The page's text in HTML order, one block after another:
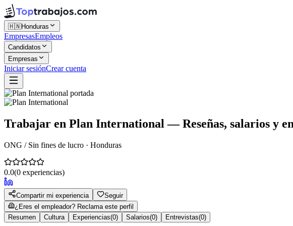
🇭🇳Honduras
EmpresasEmpleos
Candidatos
Empresas
Iniciar sesiónCrear cuenta
Trabajar en Plan International — Reseñas, salarios y
ONG / Sin fines de lucro · Honduras
0.0(0 experiencias)
Compartir mi experiencia
Seguir
¿Eres el empleador? Reclama este perfil
Resumen
Cultura Experiencias(0) Salarios(0) Entrevistas(0)